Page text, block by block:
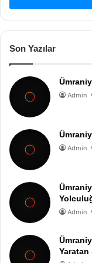
Son Yazılar
Admin
Admin
Admin
Yaratan